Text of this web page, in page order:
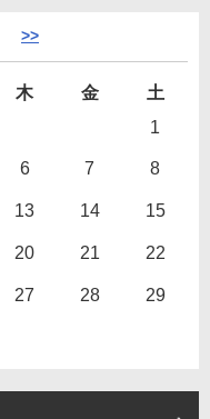
>>
木 金
土
1
6 7 8
13 14 15
20 21 22
27 28 29